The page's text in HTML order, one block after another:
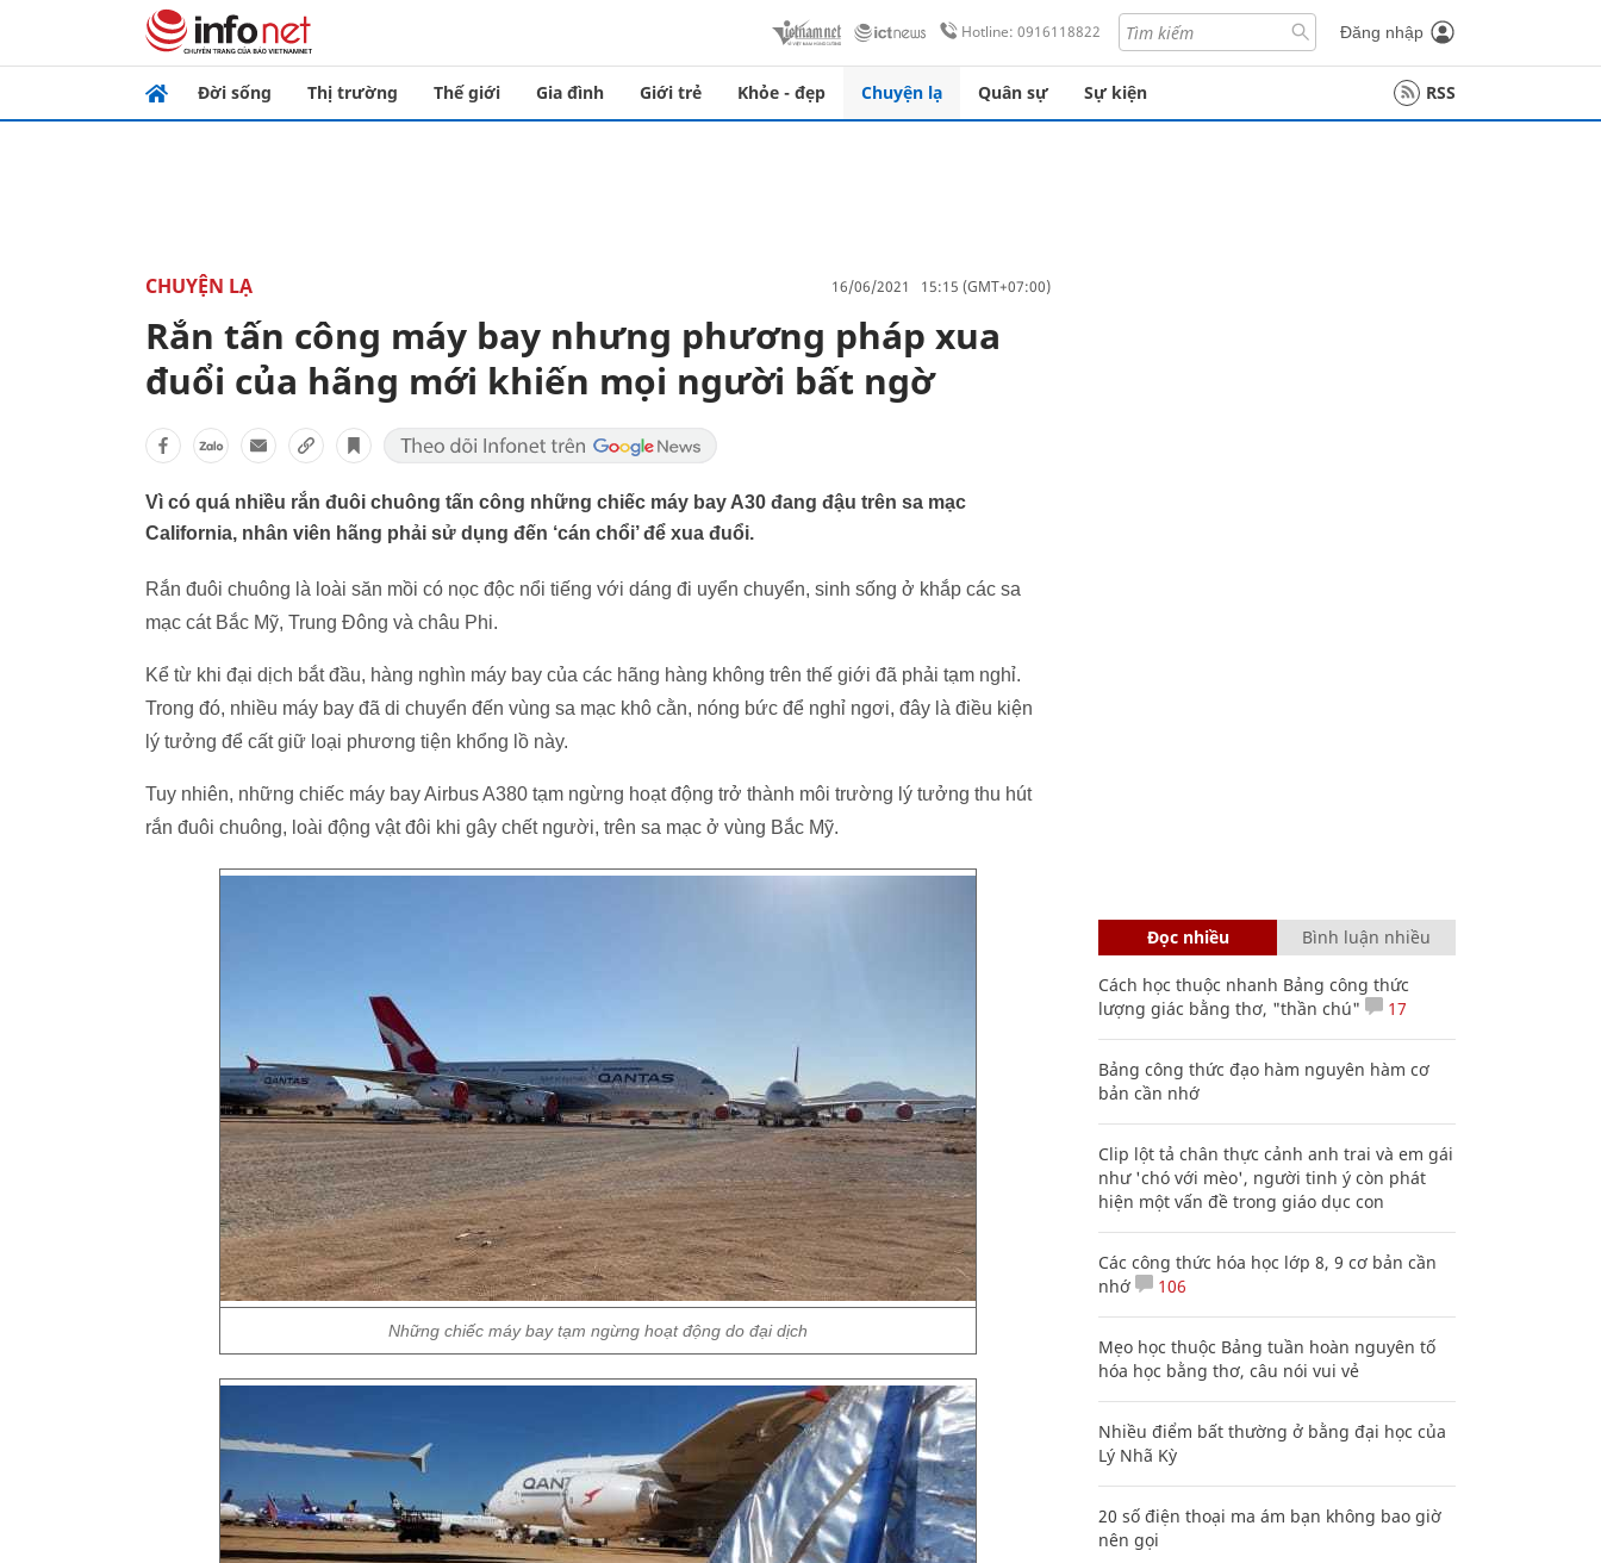
Hotline: 0916118822 Đăng nhập
Đời sống Thị trường Thế giới Gia đình Giới trẻ Khỏe - đẹp Chuyện lạ Quân sự Sự kiện RSS
CHUYỆN LẠ 16/06/2021 15:15 (GMT+07:00)
Rắn tấn công máy bay nhưng phương pháp xua
đuổi của hãng mới khiến mọi người bất ngờ
Vì có quá nhiều rắn đuôi chuông tấn công những chiếc máy bay A30 đang đậu trên sa mạc
California, nhân viên hãng phải sử dụng đến ‘cán chổi’ để xua đuổi.
Rắn đuôi chuông là loài săn mồi có nọc độc nổi tiếng với dáng đi uyển chuyển, sinh sống ở khắp các sa
mạc cát Bắc Mỹ, Trung Đông và châu Phi.
Kể từ khi đại dịch bắt đầu, hàng nghìn máy bay của các hãng hàng không trên thế giới đã phải tạm nghỉ.
Trong đó, nhiều máy bay đã di chuyển đến vùng sa mạc khô cằn, nóng bức để nghỉ ngơi, đây là điều kiện
lý tưởng để cất giữ loại phương tiện khổng lồ này.
Tuy nhiên, những chiếc máy bay Airbus A380 tạm ngừng hoạt động trở thành môi trường lý tưởng thu hút
rắn đuôi chuông, loài động vật đôi khi gây chết người, trên sa mạc ở vùng Bắc Mỹ.
Những chiếc máy bay tạm ngừng hoạt động do đại dịch
Đọc nhiều Bình luận nhiều
Cách học thuộc nhanh Bảng công thức
lượng giác bằng thơ, "thần chú"
17
Bảng công thức đạo hàm nguyên hàm cơ
bản cần nhớ
Clip lột tả chân thực cảnh anh trai và em gái
như 'chó với mèo', người tinh ý còn phát
hiện một vấn đề trong giáo dục con
Các công thức hóa học lớp 8, 9 cơ bản cần
nhớ
106
Mẹo học thuộc Bảng tuần hoàn nguyên tố
hóa học bằng thơ, câu nói vui vẻ
Nhiều điểm bất thường ở bằng đại học của
Lý Nhã Kỳ
20 số điện thoại ma ám bạn không bao giờ
nên gọi